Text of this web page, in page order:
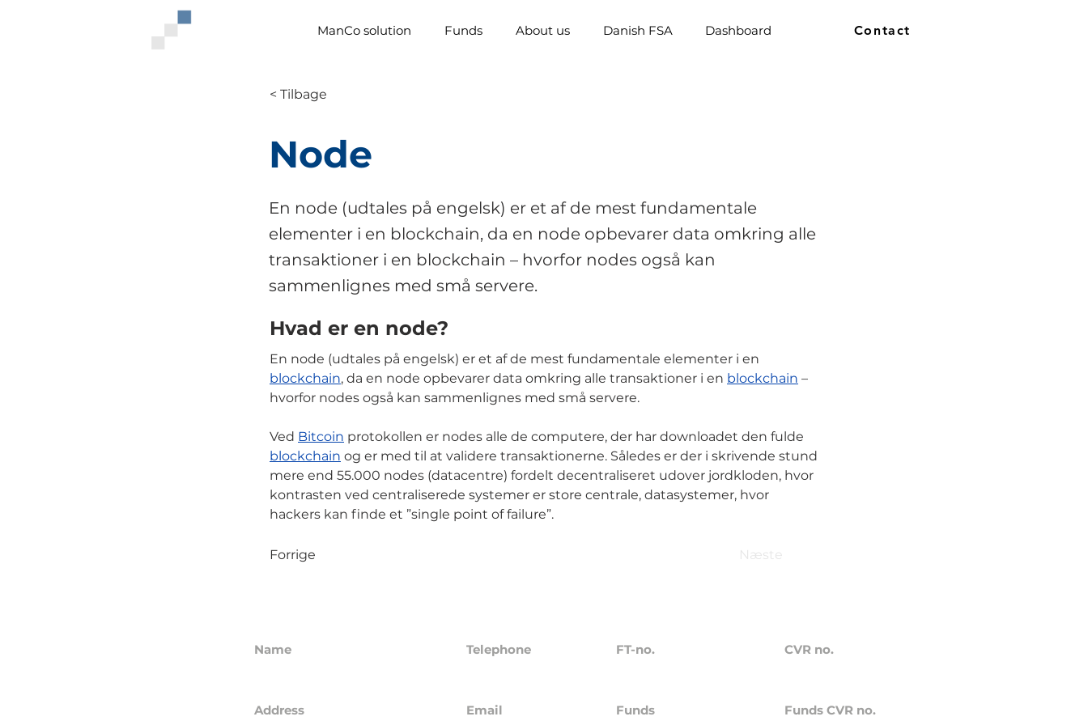
ManCo solution Funds About us Danish FSA Dashboard Contact
< Tilbage
Node
En node (udtales på engelsk) er et af de mest fundamentale
elementer i en blockchain, da en node opbevarer data omkring alle
transaktioner i en blockchain – hvorfor nodes også kan
sammenlignes med små servere.
Hvad er en node?
En node (udtales på engelsk) er et af de mest fundamentale elementer i en
blockchain, da en node opbevarer data omkring alle transaktioner i en blockchain –
hvorfor nodes også kan sammenlignes med små servere.
Ved Bitcoin protokollen er nodes alle de computere, der har downloadet den fulde
blockchain og er med til at validere transaktionerne. Således er der i skrivende stund
mere end 55.000 nodes (datacentre) fordelt decentraliseret udover jordkloden, hvor
kontrasten ved centraliserede systemer er store centrale, datasystemer, hvor
hackers kan finde et ”single point of failure”.
Forrige Næste
Name
Address
Telephone
Email
FT-no.
Funds
CVR no.
Funds CVR no.